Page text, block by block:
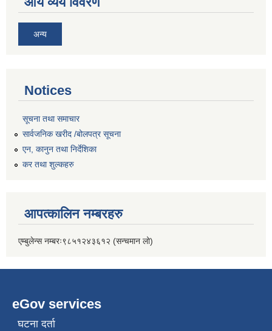
अन्य
Notices
सूचना तथा समाचार
सार्वजनिक खरीद /बोलपत्र सूचना
एन, कानुन तथा निर्देशिका
कर तथा शुल्कहरु
आपत्कालिन नम्बरहरु
एम्बुलेन्स नम्बरः९८५१२४३६१२ (सन्चमान लो)
eGov services
घटना दर्ता